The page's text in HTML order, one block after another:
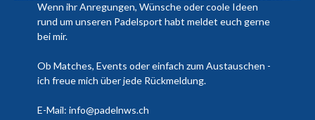
Wenn ihr Anregungen, Wünsche oder coole Ideen
rund um unseren Padelsport habt meldet euch gerne
bei mir.
Ob Matches, Events oder einfach zum Austauschen -
ich freue mich über jede Rückmeldung.
E-Mail: info@padelnws.ch